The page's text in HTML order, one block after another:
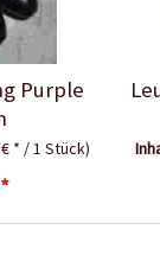
Purple
* / 1 Stück)